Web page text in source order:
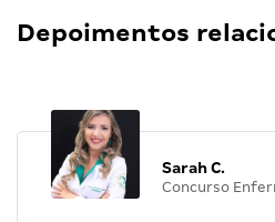
Depoimentos
Sarah C.
Concurso